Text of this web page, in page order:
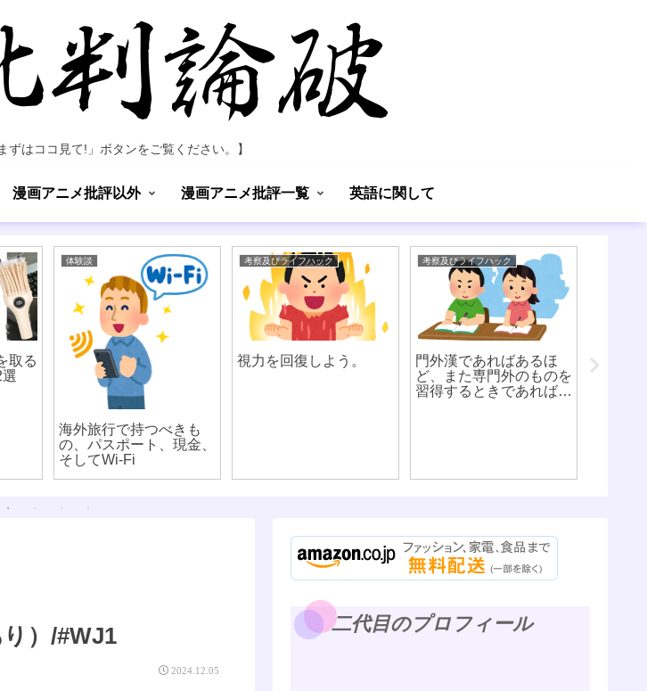
ずはココ見て!」ボタンをご覧ください。】
漫画アニメ批評以外 漫画アニメ批評一覧 英語に関して
取る
体験談
海外旅行で持つべきも
の、パスポート、現金、
そしてWi-Fi
考察及びライフハック
視力を回復しよう。
考察及びライフハック
門外漢であればあるほ
ど、また専門外のものを
習得するときであればあ
「アン
論者こ
）/#WJ1
2024.12.05
二代目のプロフィール